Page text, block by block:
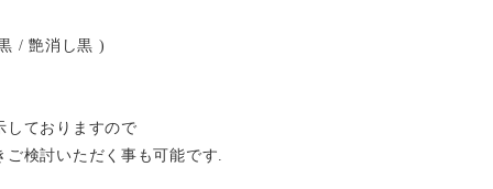
/ 艶消し黒 )
しておりますので
検討いただく事も可能です.